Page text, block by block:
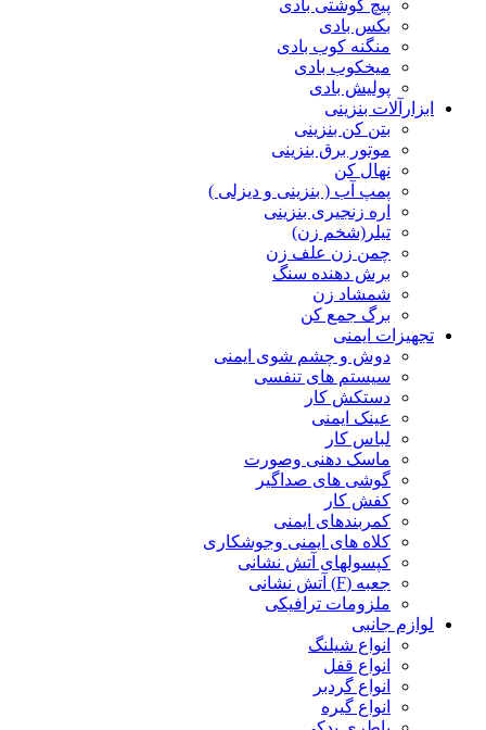
پیچ گوشتی بادی
بکس بادی
منگنه کوب بادی
میخکوب بادی
پولیش بادی
ابزارآلات بنزینی
بتن کن بنزینی
موتور برق بنزینی
نهال کن
پمپ آب ( بنزینی و دیزلی )
اره زنجیری بنزینی
تیلر(شخم زن)
چمن زن علف زن
برش دهنده سنگ
شمشاد زن
برگ جمع کن
تجهیزات ایمنی
دوش و چشم شوی ایمنی
سیستم های تنفسی
دستکش کار
عینک ایمنی
لباس کار
ماسک دهنی وصورت
گوشی های صداگیر
کفش کار
کمربندهای ایمنی
کلاه های ایمنی وجوشکاری
کپسولهای آتش نشانی
جعبه (F) آتش نشانی
ملزومات ترافیکی
لوازم جانبی
انواع شیلنگ
انواع قفل
انواع گردبر
انواع گیره